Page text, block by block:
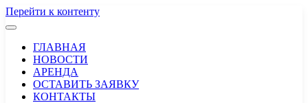
Перейти к контенту
ГЛАВНАЯ
НОВОСТИ
АРЕНДА
ОСТАВИТЬ ЗАЯВКУ
КОНТАКТЫ